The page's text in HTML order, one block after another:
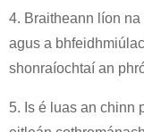
4. Braitheann líon
agus a
shonraíochtaí an
5. Is é luas an chinn